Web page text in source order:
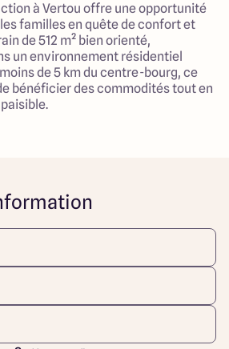
à Vertou offre une opportunité
familles en quête de confort et
de 512 m² bien orienté,
un environnement résidentiel
de 5 km du centre-bourg, ce
bénéficier des commodités tout en
surface habitable de 90 m², se
incluant trois chambres
moments conviviaux. La maison
supplémentaire.
parfaite entre le confort de
adapté aux enfants,
extérieurs pour profiter du
belle opportunité pour créer le
toujours rêvé.